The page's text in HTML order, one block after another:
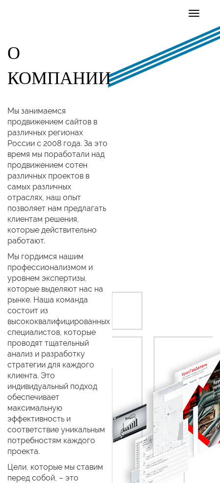
О
КОМПАНИИ
Мы занимаемся
продвижением сайтов в
различных регионах
России с 2008 года. За это
время мы поработали над
продвижением сотен
различных проектов в
самых различных
отраслях, наш опыт
позволяет нам предлагать
клиентам решения,
которые действительно
работают.
Мы гордимся нашим
профессионализмом и
уровнем экспертизы,
которые выделяют нас на
рынке. Наша команда
состоит из
высококвалифицированных
специалистов, которые
проводят тщательный
анализ и разработку
стратегии для каждого
клиента. Это
индивидуальный подход
обеспечивает
максимальную
эффективность и
соответствие уникальным
потребностям каждого
проекта.
Цели, которые мы ставим
перед собой, – это